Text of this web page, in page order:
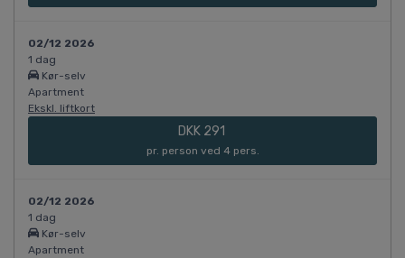
02/12 2026
1 dag
Kør-selv
Apartment
Ekskl. liftkort
DKK 291
pr. person ved 4 pers.
02/12 2026
1 dag
Kør-selv
Apartment